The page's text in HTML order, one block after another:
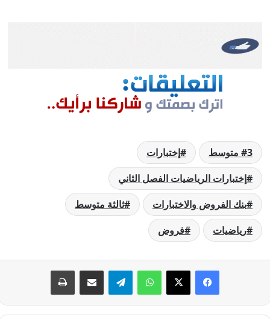
3 متوسط
إختبارات
إختبارات الرياضيات الفصل الثاني
بنك الفروض والاختبارات
ثالثة متوسط
رياضيات
فروض
فيسبوك
‫X واتسابتيلقراممشاركة عبر البريد طباعة